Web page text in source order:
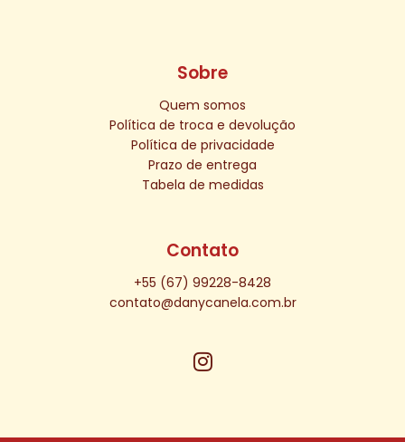
Sobre
Quem somos
Política de troca e devolução
Política de privacidade
Prazo de entrega
Tabela de medidas
Contato
+55 (67) 99228-8428
contato@danycanela.com.br